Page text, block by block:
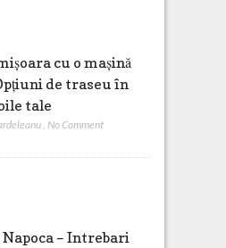
cu o mașină
de traseu în
tale
No Comment
– Intrebari